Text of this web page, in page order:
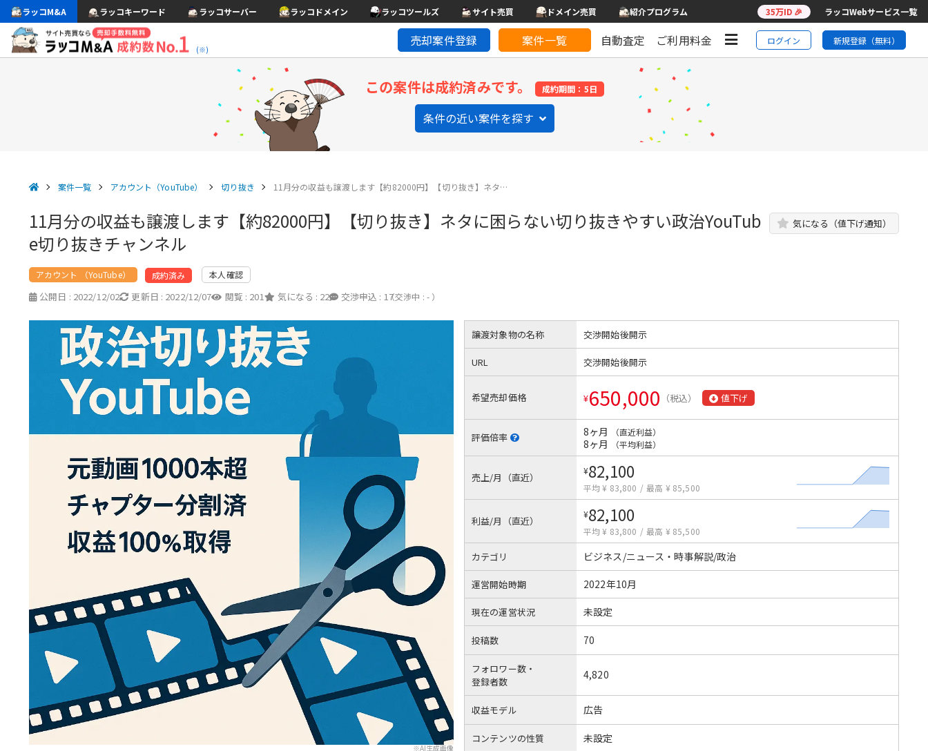
ラッコM&A ラッコキーワード ラッコサーバー ラッコドメイン ラッコツールズ サイト売買 ドメイン売買 紹介プログラム 35万ID 🎉 ラッコWebサービス一覧
(※)
売却案件登録 案件一覧 自動査定 ご利用料金 ログイン 新規登録（無料）
この案件は成約済みです。 成約期間：5日
条件の近い案件を探す
案件一覧 アカウント（YouTube） 切り抜き 11月分の収益も譲渡します【約82000円】【切り抜き】ネタ…
11月分の収益も譲渡します【約82000円】【切り抜き】ネタに困らない切り抜きやすい政治YouTub
e切り抜きチャンネル
気になる（値下げ通知）
アカウント （YouTube） 成約済み 本人確認
公開日 : 2022/12/02 更新日 : 2022/12/07 閲覧 : 201 気になる : 22 交渉申込 : 17
（交渉中 : - ）
※AI生成画像
譲渡対象物の名称 交渉開始後開示
URL 交渉開始後開示
希望売却価格 ¥650,000 （税込） 値下げ
評価倍率 8ヶ月 （直近利益）
8ヶ月 （平均利益）
売上/月（直近）
¥82,100
平均 ¥ 83,800 / 最高 ¥ 85,500
利益/月（直近）
¥82,100
平均 ¥ 83,800 / 最高 ¥ 85,500
カテゴリ ビジネス/ニュース・時事解説/政治
運営開始時期 2022年10月
現在の運営状況 未設定
投稿数 70
フォロワー数・
登録者数
4,820
収益モデル 広告
コンテンツの性質 未設定